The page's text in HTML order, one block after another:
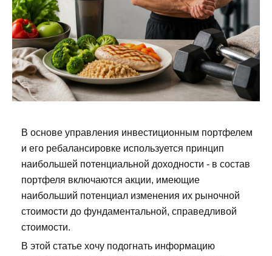
В основе управления инвестиционным портфелем
и его ребалансировке используется принцип
наибольшей потенциальной доходности - в состав
портфеля включаются акции, имеющие
наибольший потенциал изменения их рыночной
стоимости до фундаментальной, справедливой
стоимости.
В этой статье хочу подогнать информацию